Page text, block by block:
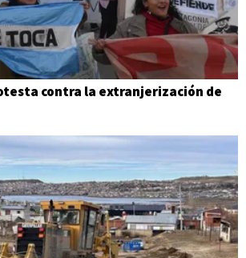
contra la extranjerización de